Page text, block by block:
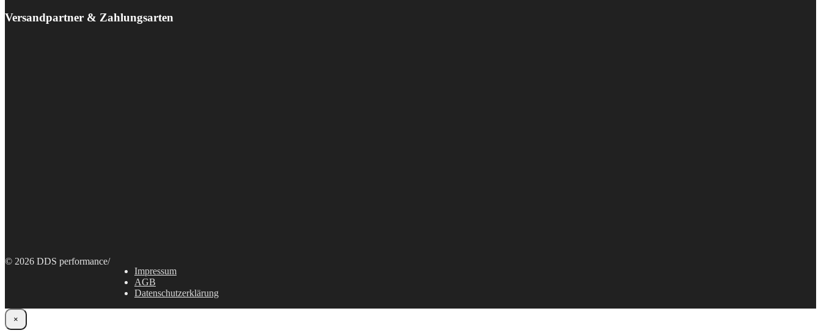
Versandpartner & Zahlungsarten
© 2026 DDS performance/
Impressum
AGB
Datenschutzerklärung
×